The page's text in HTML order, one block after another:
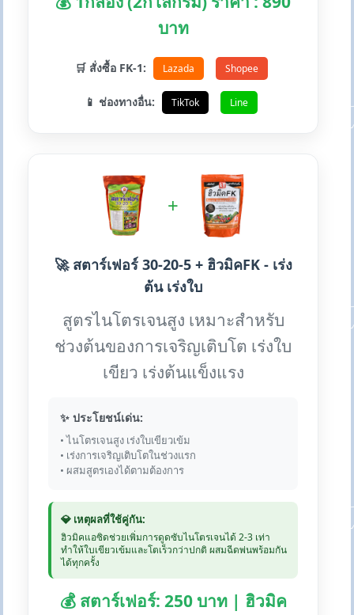
บาท
🛒 สั่งซื้อ FK-1: Lazada Shopee
📱 ช่องทางอื่น: TikTok Line
+
🚀 สตาร์เฟอร์ 30-20-5 + ฮิวมิคFK - เร่ง
ต้น เร่งใบ
สูตรไนโตรเจนสูง เหมาะสำหรับ
ช่วงต้นของการเจริญเติบโต เร่งใบ
เขียว เร่งต้นแข็งแรง
✨ ประโยชน์เด่น:
• ไนโตรเจนสูง เร่งใบเขียวเข้ม
• เร่งการเจริญเติบโตในช่วงแรก
• ผสมสูตรเองได้ตามต้องการ
💎 เหตุผลที่ใช้คู่กัน:
ฮิวมิคแอซิดช่วยเพิ่มการดูดซับไนโตรเจนได้ 2-3 เท่า
ทำให้ใบเขียวเข้มและโตเร็วกว่าปกติ ผสมฉีดพ่นพร้อมกัน
ได้ทุกครั้ง
💰 สตาร์เฟอร์: 250 บาท | ฮิวมิค